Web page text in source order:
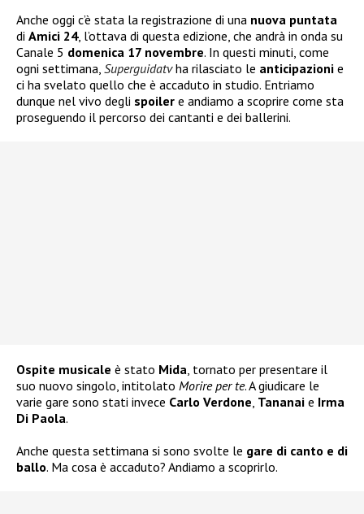
Anche oggi c’è stata la registrazione di una nuova puntata
di Amici 24, l’ottava di questa edizione, che andrà in onda su
Canale 5 domenica 17 novembre. In questi minuti, come
ogni settimana, Superguidatvha rilasciato le anticipazioni e
ci ha svelato quello che è accaduto in studio. Entriamo
dunque nel vivo degli spoiler e andiamo a scoprire come sta
proseguendo il percorso dei cantanti e dei ballerini.
Ospite musicale è stato Mida, tornato per presentare il
suo nuovo singolo, intitolato Morire per te. A giudicare le
varie gare sono stati invece Carlo Verdone, Tananai e Irma
Di Paola.
Anche questa settimana si sono svolte le gare di canto e di
ballo. Ma cosa è accaduto? Andiamo a scoprirlo.